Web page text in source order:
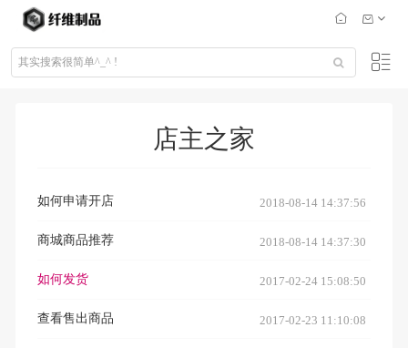
店主之家
如何申请开店 2018-08-14 14:37:56
商城商品推荐 2018-08-14 14:37:30
如何发货 2017-02-24 15:08:50
查看售出商品 2017-02-23 11:10:08